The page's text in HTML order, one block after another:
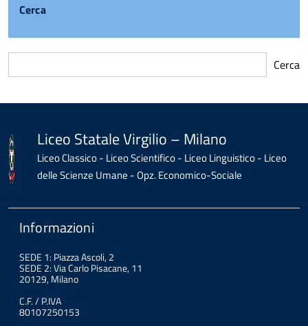
Cerca
Cerca
all'inizio
contenutoLiceo Statale Virgilio – Milano
Liceo Classico - Liceo Scientifico - Liceo Linguistico - Liceo
delle Scienze Umane - Opz. Economico-Sociale
Informazioni
SEDE 1: Piazza Ascoli, 2
SEDE 2: Via Carlo Pisacane, 11
20129, Milano
C.F. / P.IVA
80107250153